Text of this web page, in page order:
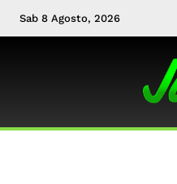
Sab 8 Agosto, 2026